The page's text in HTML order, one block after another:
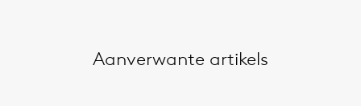
Aanverwante artikels